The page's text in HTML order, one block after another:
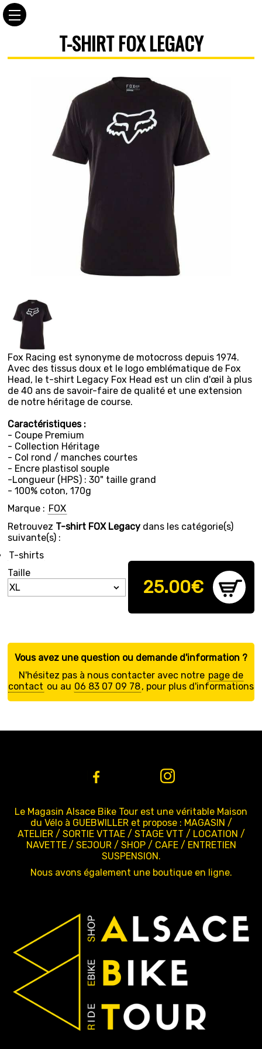
T-SHIRT FOX LEGACY
Fox Racing est synonyme de motocross depuis 1974.
Avec des tissus doux et le logo emblématique de Fox
Head, le t-shirt Legacy Fox Head est un clin d'œil à plus
de 40 ans de savoir-faire de qualité et une extension
de notre héritage de course.
Caractéristiques :
- Coupe Premium
- Collection Héritage
- Col rond / manches courtes
- Encre plastisol souple
-Longueur (HPS) : 30" taille grand
- 100% coton, 170g
Marque : FOX
Retrouvez T-shirt FOX Legacy dans les catégorie(s)
suivante(s) :
T-shirts
Taille
25.00€
Vous avez une question ou demande d'information ?
N'hésitez pas à nous contacter avec notre page de
contact ou au 06 83 07 09 78, pour plus d'informations
Le Magasin Alsace Bike Tour est une véritable Maison
du Vélo à GUEBWILLER et propose : MAGASIN /
ATELIER / SORTIE VTTAE / STAGE VTT / LOCATION /
NAVETTE / SEJOUR / SHOP / CAFE / ENTRETIEN
SUSPENSION.
Nous avons également une boutique en ligne.